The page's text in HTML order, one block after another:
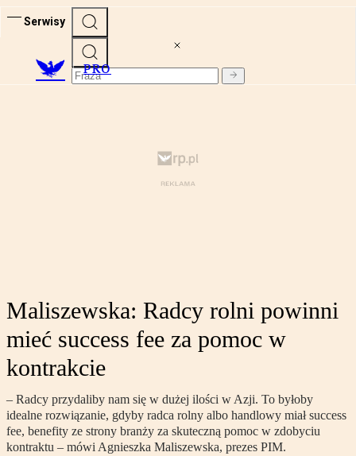
Serwisy
PRO
Maliszewska: Radcy rolni powinni
mieć success fee za pomoc w
kontrakcie
– Radcy przydaliby nam się w dużej ilości w Azji. To byłoby
idealne rozwiązanie, gdyby radca rolny albo handlowy miał success
fee, benefity ze strony branży za skuteczną pomoc w zdobyciu
kontraktu – mówi Agnieszka Maliszewska, prezes PIM.